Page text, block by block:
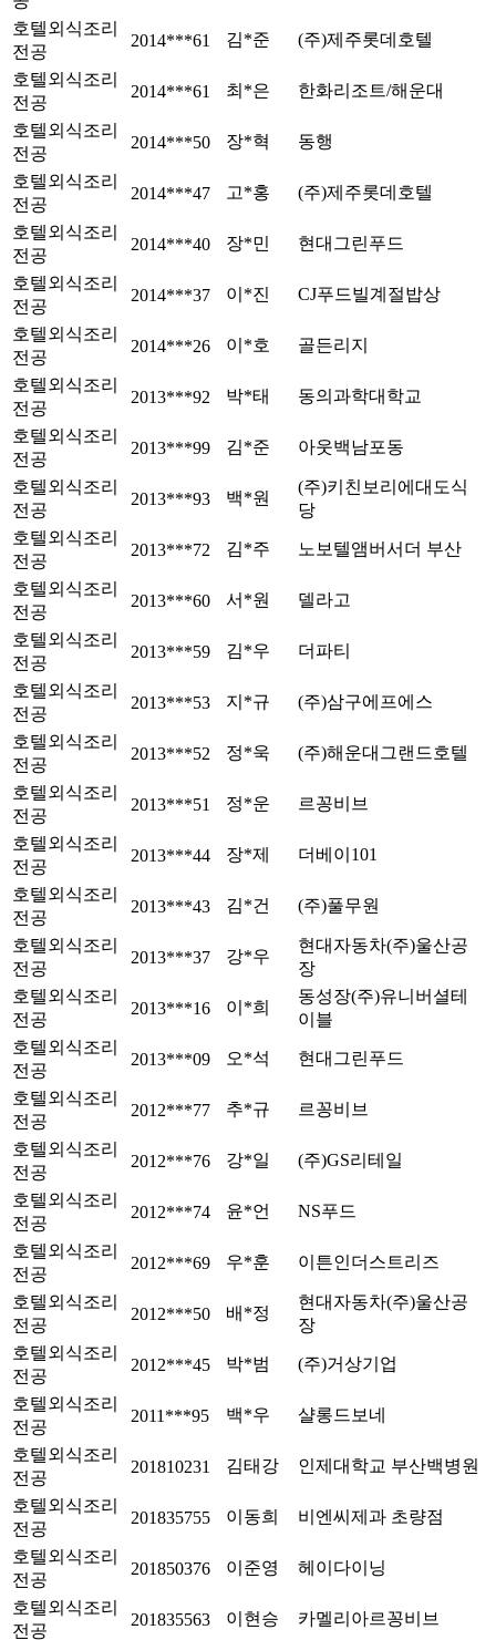
호텔외식조리
전공
2014***61 김*준 (주)제주롯데호텔
호텔외식조리
전공
2014***61 최*은 한화리조트/해운대
호텔외식조리
전공
2014***50 장*혁 동행
호텔외식조리
전공
2014***47 고*홍 (주)제주롯데호텔
호텔외식조리
전공
2014***40 장*민 현대그린푸드
호텔외식조리
전공
2014***37 이*진 CJ푸드빌계절밥상
호텔외식조리
전공
2014***26 이*호 골든리지
호텔외식조리
전공
2013***92 박*태 동의과학대학교
호텔외식조리
전공
2013***99 김*준 아웃백남포동
호텔외식조리
전공
2013***93 백*원
(주)키친보리에대도식
당
호텔외식조리
전공
2013***72 김*주 노보텔앰버서더 부산
호텔외식조리
전공
2013***60 서*원 델라고
호텔외식조리
전공
2013***59 김*우 더파티
호텔외식조리
전공
2013***53 지*규 (주)삼구에프에스
호텔외식조리
전공
2013***52 정*욱 (주)해운대그랜드호텔
호텔외식조리
전공
2013***51 정*운 르꽁비브
호텔외식조리
전공
2013***44 장*제 더베이101
호텔외식조리
전공
2013***43 김*건 (주)풀무원
호텔외식조리
전공
2013***37 강*우
현대자동차(주)울산공
장
호텔외식조리
전공
2013***16 이*희
동성장(주)유니버셜테
이블
호텔외식조리
전공
2013***09 오*석 현대그린푸드
호텔외식조리
전공
2012***77 추*규 르꽁비브
호텔외식조리
전공
2012***76 강*일 (주)GS리테일
호텔외식조리
전공
2012***74 윤*언 NS푸드
호텔외식조리
전공
2012***69 우*훈 이튼인더스트리즈
호텔외식조리
전공
2012***50 배*정
현대자동차(주)울산공
장
호텔외식조리
전공
2012***45 박*범 (주)거상기업
호텔외식조리
전공
2011***95 백*우 샬롱드보네
호텔외식조리
전공
201810231 김태강 인제대학교 부산백병원
호텔외식조리
전공
201835755 이동희 비엔씨제과 초량점
호텔외식조리
전공
201850376 이준영 헤이다이닝
호텔외식조리
전공
201835563 이현승 카멜리아르꽁비브